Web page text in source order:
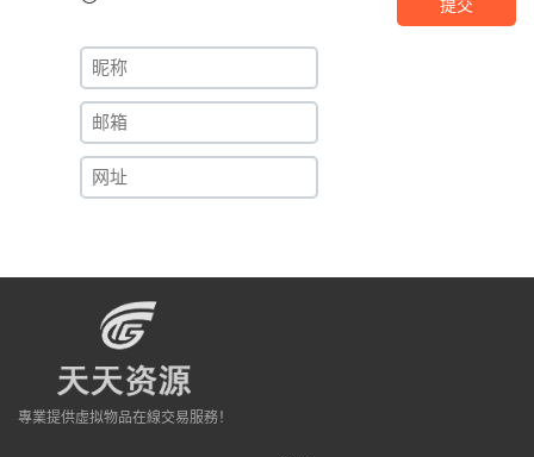
專業提供虛拟物品在線交易服務！